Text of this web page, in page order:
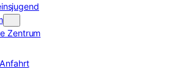
Zentrum